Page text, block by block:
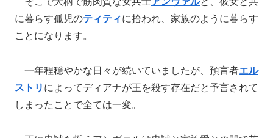
に暮らす孤児のティティに拾われ、家族のように暮らす
ことになります。
一年程穏やかな日々が続いていましたが、預言者エル
ストリによってディアナが王を殺す存在だと予言されて
しまったことで全ては一変。